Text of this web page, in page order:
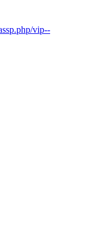
vip--